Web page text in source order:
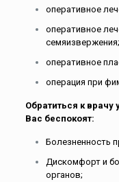
оперативное
оперативное
семяизвержения;
оперативное
операция при
Обратиться к врачу
Вас беспокоят:
Болезненность
Дискомфорт и
органов;